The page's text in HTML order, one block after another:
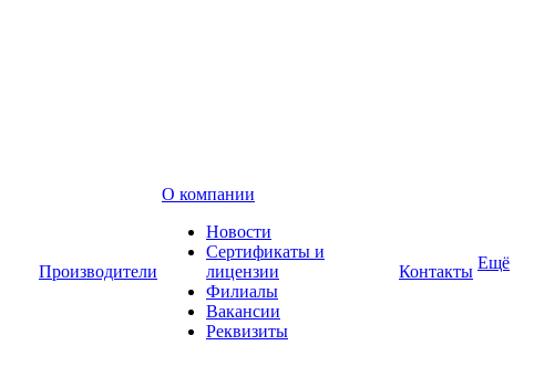
Производители
О компании
Новости
Сертификаты и
лицензии
Филиалы
Вакансии
Реквизиты
Контакты Ещё